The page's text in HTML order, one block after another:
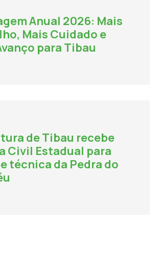
Anual 2026: Mais
Mais Cuidado e
para Tibau
de Tibau recebe
Civil Estadual para
técnica da Pedra do